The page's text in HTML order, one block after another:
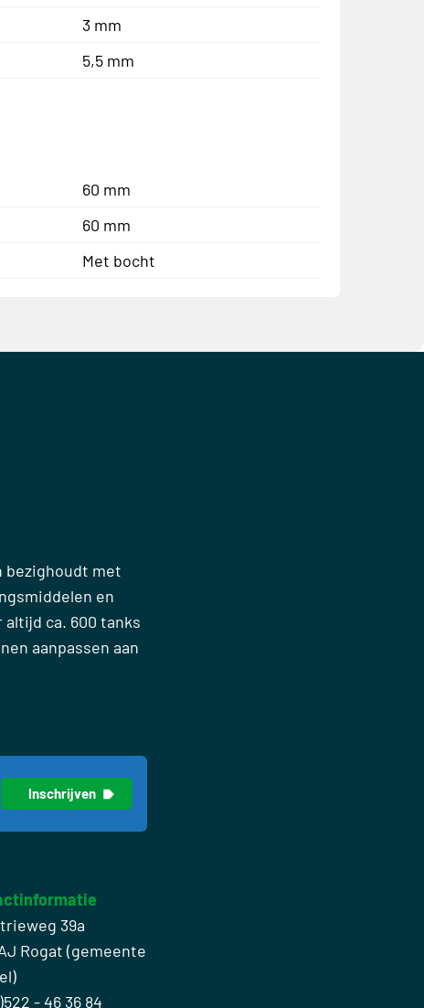
3 mm
5,5 mm
60 mm
60 mm
Met bocht
bezighoudt met
en
ca. 600 tanks
aanpassen aan
39a
Rogat (gemeente
- 46 36 84